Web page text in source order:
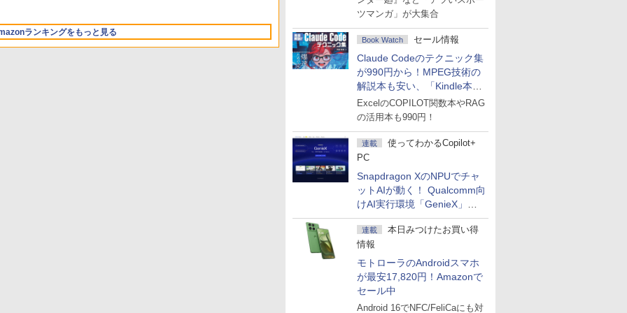
ツマンガ」が大集合
Book Watch セール情報
Claude Codeのテクニック集
が990円から！MPEG技術の
解説本も安い、「Kindle本サ
マーセール」第2弾開始！
ExcelのCOPILOT関数本やRAG
の活用本も990円！
連載
使ってわかるCopilot+
PC
Snapdragon XのNPUでチャ
ットAIが動く！ Qualcomm向
けAI実行環境「GenieX」を
試してみた
連載
本日みつけたお買い得
情報
モトローラのAndroidスマホ
が最安17,820円！Amazonで
セール中
Android 16でNFC/FeliCaにも対
16GBユニファイドメモ
リ、1TB SSDストレー
ジ、12MPセンターフレ
FMVWK3E15W_AZ
版
ランキングをもっと見る